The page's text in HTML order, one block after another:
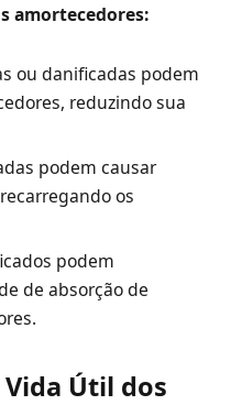
amortecedores:
ou danificadas podem
reduzindo sua
podem causar
os
podem
de absorção de
Útil dos